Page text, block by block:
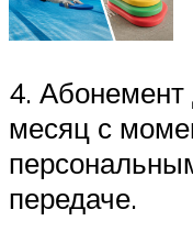
4. Абонемент
месяц с
передаче.